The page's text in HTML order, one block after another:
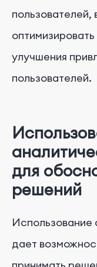
пользователей,
улучшения
пользователей.
для
решений
Использование
дает